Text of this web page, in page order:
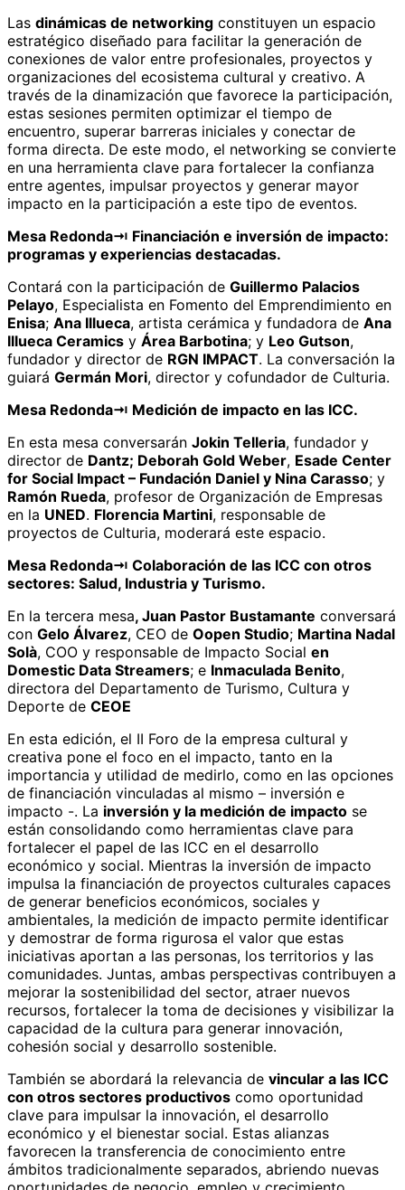
Las dinámicas de networking constituyen un espacio
estratégico diseñado para facilitar la generación de
conexiones de valor entre profesionales, proyectos y
organizaciones del ecosistema cultural y creativo. A
través de la dinamización que favorece la participación,
estas sesiones permiten optimizar el tiempo de
encuentro, superar barreras iniciales y conectar de
forma directa. De este modo, el networking se convierte
en una herramienta clave para fortalecer la confianza
entre agentes, impulsar proyectos y generar mayor
impacto en la participación a este tipo de eventos.
Mesa Redonda⇥ Financiación e inversión de impacto:
programas y experiencias destacadas.
Contará con la participación de Guillermo Palacios
Pelayo, Especialista en Fomento del Emprendimiento en
Enisa; Ana Illueca, artista cerámica y fundadora de Ana
Illueca Ceramics y Área Barbotina; y Leo Gutson,
fundador y director de RGN IMPACT. La conversación la
guiará Germán Mori, director y cofundador de Culturia.
Mesa Redonda⇥ Medición de impacto en las ICC.
En esta mesa conversarán Jokin Telleria, fundador y
director de Dantz; Deborah Gold Weber, Esade Center
for Social Impact – Fundación Daniel y Nina Carasso; y
Ramón Rueda, profesor de Organización de Empresas
en la UNED. Florencia Martini, responsable de
proyectos de Culturia, moderará este espacio.
Mesa Redonda⇥ Colaboración de las ICC con otros
sectores: Salud, Industria y Turismo.
En la tercera mesa, Juan Pastor Bustamante conversará
con Gelo Álvarez, CEO de Oopen Studio; Martina Nadal
Solà, COO y responsable de Impacto Social en
Domestic Data Streamers; e Inmaculada Benito,
directora del Departamento de Turismo, Cultura y
Deporte de CEOE
En esta edición, el II Foro de la empresa cultural y
creativa pone el foco en el impacto, tanto en la
importancia y utilidad de medirlo, como en las opciones
de financiación vinculadas al mismo – inversión e
impacto -. La inversión y la medición de impacto se
están consolidando como herramientas clave para
fortalecer el papel de las ICC en el desarrollo
económico y social. Mientras la inversión de impacto
impulsa la financiación de proyectos culturales capaces
de generar beneficios económicos, sociales y
ambientales, la medición de impacto permite identificar
y demostrar de forma rigurosa el valor que estas
iniciativas aportan a las personas, los territorios y las
comunidades. Juntas, ambas perspectivas contribuyen a
mejorar la sostenibilidad del sector, atraer nuevos
recursos, fortalecer la toma de decisiones y visibilizar la
capacidad de la cultura para generar innovación,
cohesión social y desarrollo sostenible.
También se abordará la relevancia de vincular a las ICC
con otros sectores productivos como oportunidad
clave para impulsar la innovación, el desarrollo
económico y el bienestar social. Estas alianzas
favorecen la transferencia de conocimiento entre
ámbitos tradicionalmente separados, abriendo nuevas